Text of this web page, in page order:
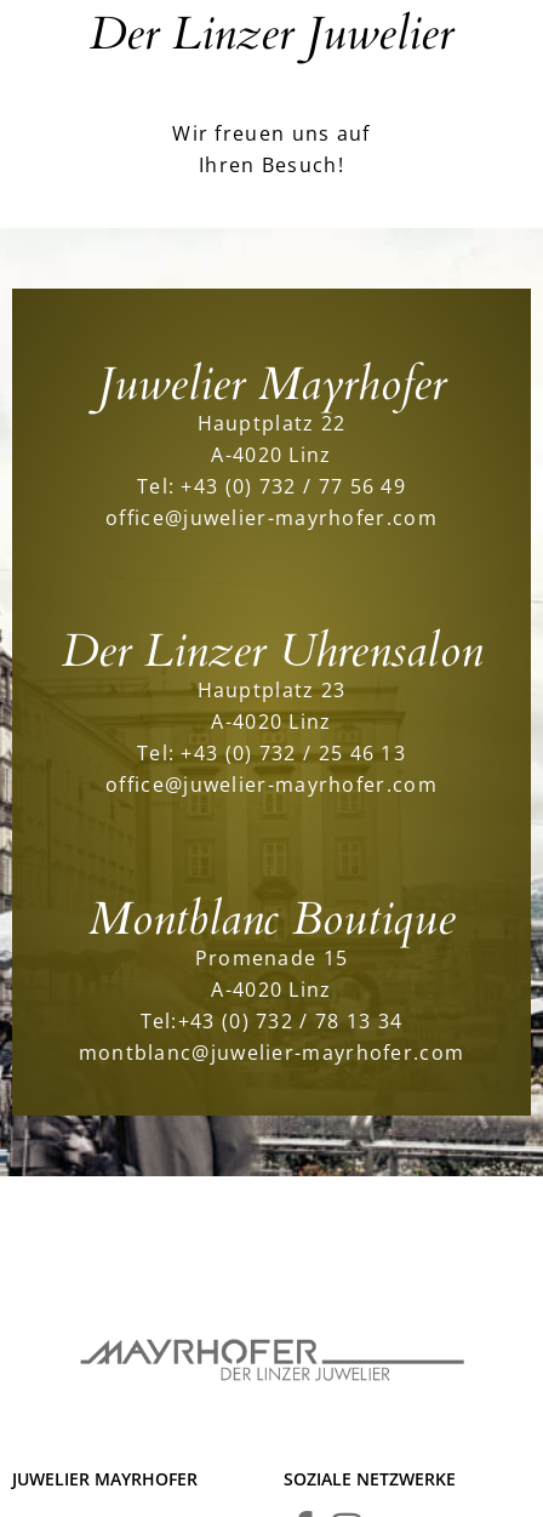
Der Linzer Juwelier
Wir freuen uns auf
Ihren Besuch!
Juwelier Mayrhofer
Hauptplatz 22
A-4020 Linz
Tel:+43 (0) 732 / 77 56 49
office@juwelier-mayrhofer.com
Der Linzer Uhrensalon
Hauptplatz 23
A-4020 Linz
Tel:+43 (0) 732 / 25 46 13
office@juwelier-mayrhofer.com
Montblanc Boutique
Promenade 15
A-4020 Linz
Tel:+43 (0) 732 / 78 13 34
montblanc@juwelier-mayrhofer.com
JUWELIER MAYRHOFER SOZIALE NETZWERKE